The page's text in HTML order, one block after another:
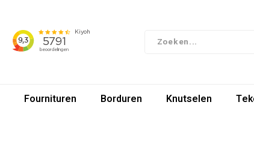
Fournituren Borduren Knutselen